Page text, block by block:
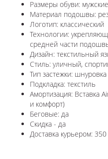
Размеры обуви:
Материал подошвы:
Логотип: классический
Технологии:
средней части
Дизайн: текстильный
Стиль: уличный,
Тип застежки: шнуровка
Подкладка: текстиль
Амортизация: Вставка
и комфорт)
Беговые: да
Скидка - да
Доставка курьером: